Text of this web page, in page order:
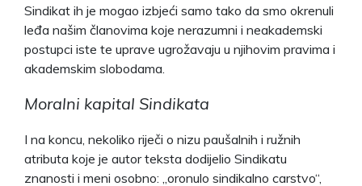
Sindikat ih je mogao izbjeći samo tako da smo okrenuli
leđa našim članovima koje nerazumni i neakademski
postupci iste te uprave ugrožavaju u njihovim pravima i
akademskim slobodama.
Moralni kapital Sindikata
I na koncu, nekoliko riječi o nizu paušalnih i ružnih
atributa koje je autor teksta dodijelio Sindikatu
znanosti i meni osobno: „oronulo sindikalno carstvo“,